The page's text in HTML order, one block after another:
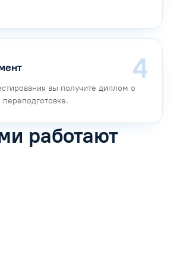
вы получите диплом о
работают